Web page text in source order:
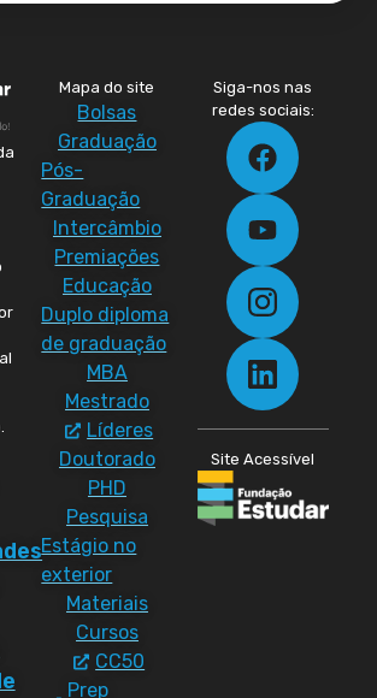
Mapa do site
Bolsas
Graduação
Pós-
Graduação
Intercâmbio
Premiações
Educação
Duplo diploma
de graduação
MBA
Mestrado
Líderes
Doutorado
PHD
Pesquisa
Estágio no
exterior
Materiais
Cursos
CC50
Prep
Siga-nos nas
redes sociais:
Site Acessível